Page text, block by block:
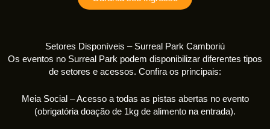
Setores Disponíveis – Surreal Park Camboriú
Os eventos no Surreal Park podem disponibilizar diferentes tipos
de setores e acessos. Confira os principais:
Meia Social – Acesso a todas as pistas abertas no evento
(obrigatória doação de 1kg de alimento na entrada).